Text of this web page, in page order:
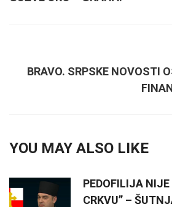
BRAVO. SRPSKE NOVOSTI
YOU MAY ALSO LIKE
PEDOFILIJA NIJE
CRKVU” –